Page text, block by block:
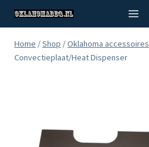
Doorgaan
inhoud
Home /Shop /Oklahoma accessoires
Convectieplaat/Heat Dispenser